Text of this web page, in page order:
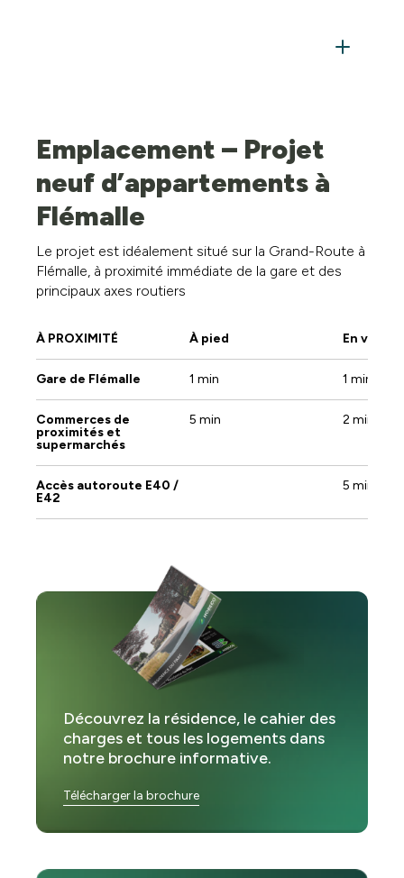
Emplacement – Projet
neuf d’appartements à
Flémalle
Le projet est idéalement situé sur la Grand-Route à
Flémalle, à proximité immédiate de la gare et des
principaux axes routiers
À PROXIMITÉ À pied En
Gare de Flémalle 1 min 1 min
Commerces de
proximités et
supermarchés
5 min 2 min
Accès autoroute E40 /
E42
5 min
Découvrez la résidence, le cahier des
charges et tous les logements dans
notre brochure informative.
Télécharger la brochure